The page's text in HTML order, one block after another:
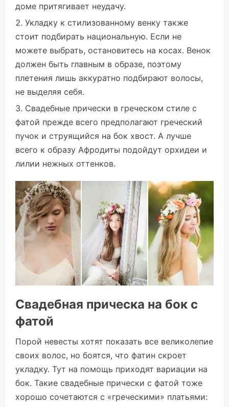
доме притягивает неудачу.
Укладку к стилизованному венку также
стоит подбирать национальную. Если не
можете выбрать, остановитесь на косах. Венок
должен быть главным в образе, поэтому
плетения лишь аккуратно подбирают волосы,
не выделяя себя.
Свадебные прически в греческом стиле с
фатой прежде всего предполагают греческий
пучок и струящийся на бок хвост. А лучше
всего к образу Афродиты подойдут орхидеи и
лилии нежных оттенков.
Свадебная прическа на бок с
фатой
Порой невесты хотят показать все великолепие
своих волос, но боятся, что фатин скроет
укладку. Тут на помощь приходят вариации на
бок. Такие свадебные прически с фатой тоже
хорошо сочетаются с «греческими» платьями: